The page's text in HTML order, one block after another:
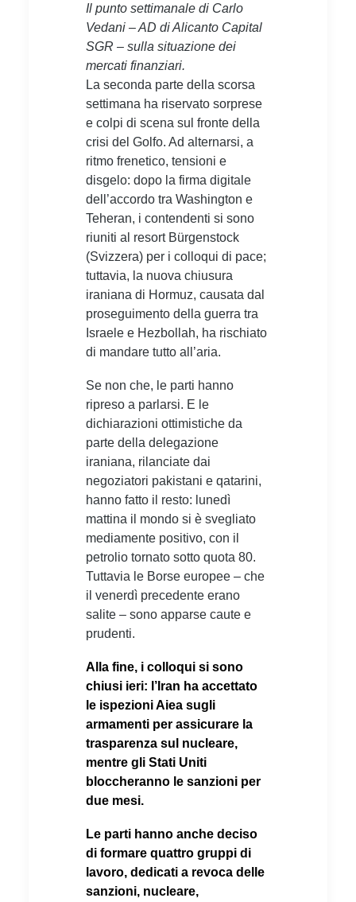
Il punto settimanale di Carlo
Vedani – AD di Alicanto Capital
SGR – sulla situazione dei
mercati finanziari.
La seconda parte della scorsa
settimana ha riservato sorprese
e colpi di scena sul fronte della
crisi del Golfo. Ad alternarsi, a
ritmo frenetico, tensioni e
disgelo: dopo la firma digitale
dell’accordo tra Washington e
Teheran, i contendenti si sono
riuniti al resort Bürgenstock
(Svizzera) per i colloqui di pace;
tuttavia, la nuova chiusura
iraniana di Hormuz, causata dal
proseguimento della guerra tra
Israele e Hezbollah, ha rischiato
di mandare tutto all’aria.
Se non che, le parti hanno
ripreso a parlarsi. E le
dichiarazioni ottimistiche da
parte della delegazione
iraniana, rilanciate dai
negoziatori pakistani e qatarini,
hanno fatto il resto: lunedì
mattina il mondo si è svegliato
mediamente positivo, con il
petrolio tornato sotto quota 80.
Tuttavia le Borse europee – che
il venerdì precedente erano
salite – sono apparse caute e
prudenti.
Alla fine, i colloqui si sono
chiusi ieri: l’Iran ha accettato
le ispezioni Aiea sugli
armamenti per assicurare la
trasparenza sul nucleare,
mentre gli Stati Uniti
bloccheranno le sanzioni per
due mesi.
Le parti hanno anche deciso
di formare quattro gruppi di
lavoro, dedicati a revoca delle
sanzioni, nucleare,